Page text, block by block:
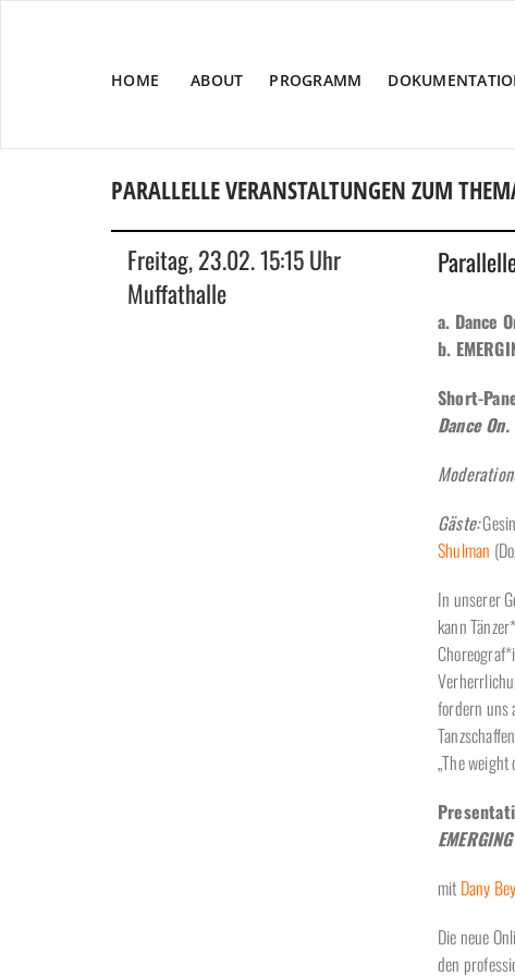
HOME ABOUT PROGRAMM
PARALLELLE VERANSTALTUNGEN ZUM
Freitag, 23.02. 15:15 Uhr
Muffathalle
a. Dance
b.
Short-
Dance
Gäste:
Shulman
In unserer
kann
fordern uns
„The
mit Dany
Die neue
den